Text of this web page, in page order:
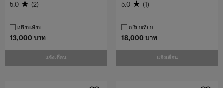
13,000 บาท
แจ้งเตือน
5.0 (2)
เปรียบเทียบ
18,000 บาท
แจ้งเตือน
5.0 (1)
เปรียบเทียบ